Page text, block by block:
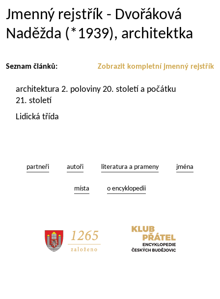
Jmenný rejstřík - Dvořáková
Naděžda (*1939), architektka
Zobrazit kompletní jmenný rejstřík
Seznam článků:
architektura 2. poloviny 20. století a počátku
21. století
Lidická třída
partneři autoři literatura a prameny jména
místa o encyklopedii